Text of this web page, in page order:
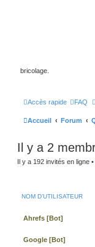
bricolage.
Accès rapide FAQ
Accueil Forum
Il y a 2
Il y a 192 invités en ligne •
NOM D’UTILISATEUR
Ahrefs [Bot]
Google [Bot]